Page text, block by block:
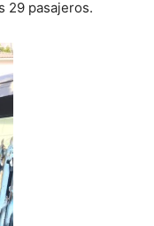
29 pasajeros.